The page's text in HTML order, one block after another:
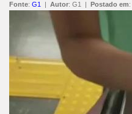
Fonte: G1 | Autor: G1 | Postado em: